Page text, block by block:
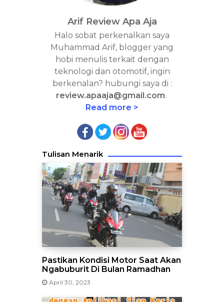
Arif Review Apa Aja
Halo sobat perkenalkan saya
Muhammad Arif, blogger yang
hobi menulis terkait dengan
teknologi dan otomotif, ingin
berkenalan? hubungi saya di :
review.apaaja@gmail.com.
Read more >
Tulisan Menarik
Pastikan Kondisi Motor Saat Akan
Ngabuburit Di Bulan Ramadhan
April 30, 2023